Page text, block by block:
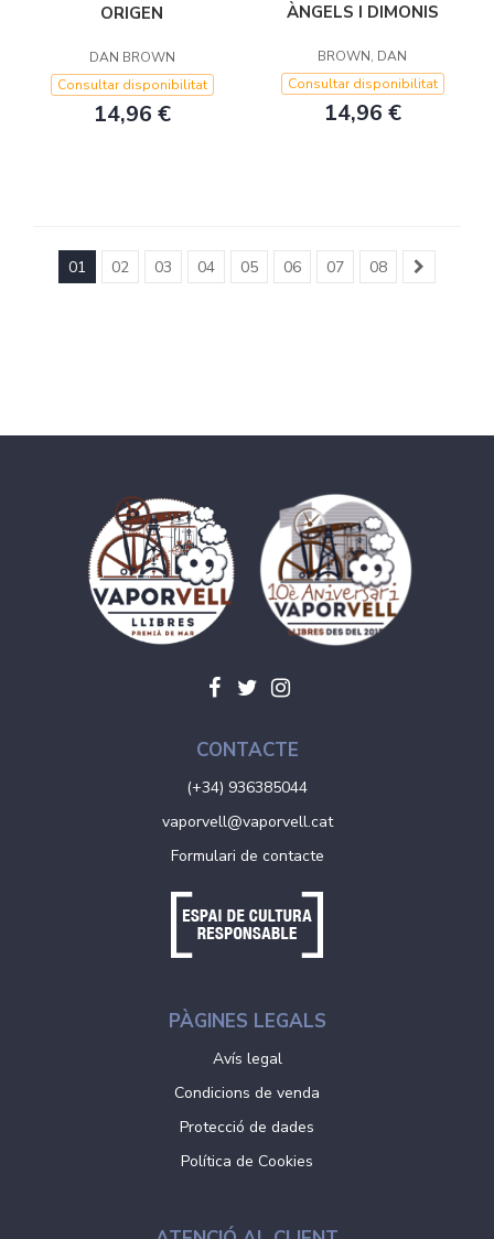
ORIGEN
DAN BROWN
Consultar disponibilitat
14,96 €
ÀNGELS I DIMONIS
BROWN, DAN
Consultar disponibilitat
14,96 €
01 02 03 04 05 06 07 08
CONTACTE
(+34) 936385044
vaporvell@vaporvell.cat
Formulari de contacte
PÀGINES LEGALS
Avís legal
Condicions de venda
Protecció de dades
Política de Cookies